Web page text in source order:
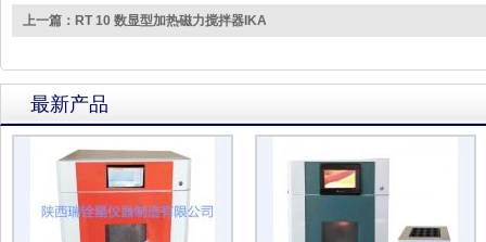
上一篇：RT 10 数显型加热磁力搅拌器IKA
最新产品